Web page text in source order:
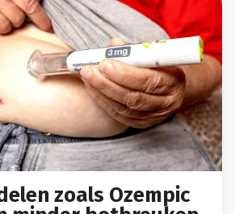
zoals Ozempic